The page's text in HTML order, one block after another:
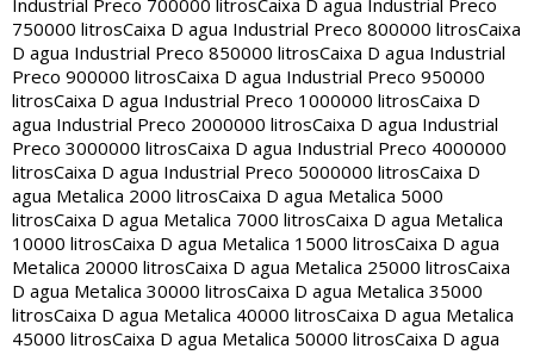
Industrial Preco 700000 litrosCaixa D agua Industrial Preco
750000 litrosCaixa D agua Industrial Preco 800000 litrosCaixa
D agua Industrial Preco 850000 litrosCaixa D agua Industrial
Preco 900000 litrosCaixa D agua Industrial Preco 950000
litrosCaixa D agua Industrial Preco 1000000 litrosCaixa D
agua Industrial Preco 2000000 litrosCaixa D agua Industrial
Preco 3000000 litrosCaixa D agua Industrial Preco 4000000
litrosCaixa D agua Industrial Preco 5000000 litrosCaixa D
agua Metalica 2000 litrosCaixa D agua Metalica 5000
litrosCaixa D agua Metalica 7000 litrosCaixa D agua Metalica
10000 litrosCaixa D agua Metalica 15000 litrosCaixa D agua
Metalica 20000 litrosCaixa D agua Metalica 25000 litrosCaixa
D agua Metalica 30000 litrosCaixa D agua Metalica 35000
litrosCaixa D agua Metalica 40000 litrosCaixa D agua Metalica
45000 litrosCaixa D agua Metalica 50000 litrosCaixa D agua